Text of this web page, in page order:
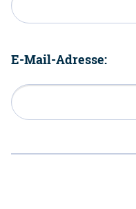
E-Mail-Adresse: